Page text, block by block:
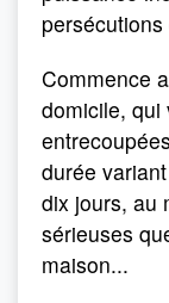
Commence
domicile, qui
durée
dix jours, au
sérieuses
maison...